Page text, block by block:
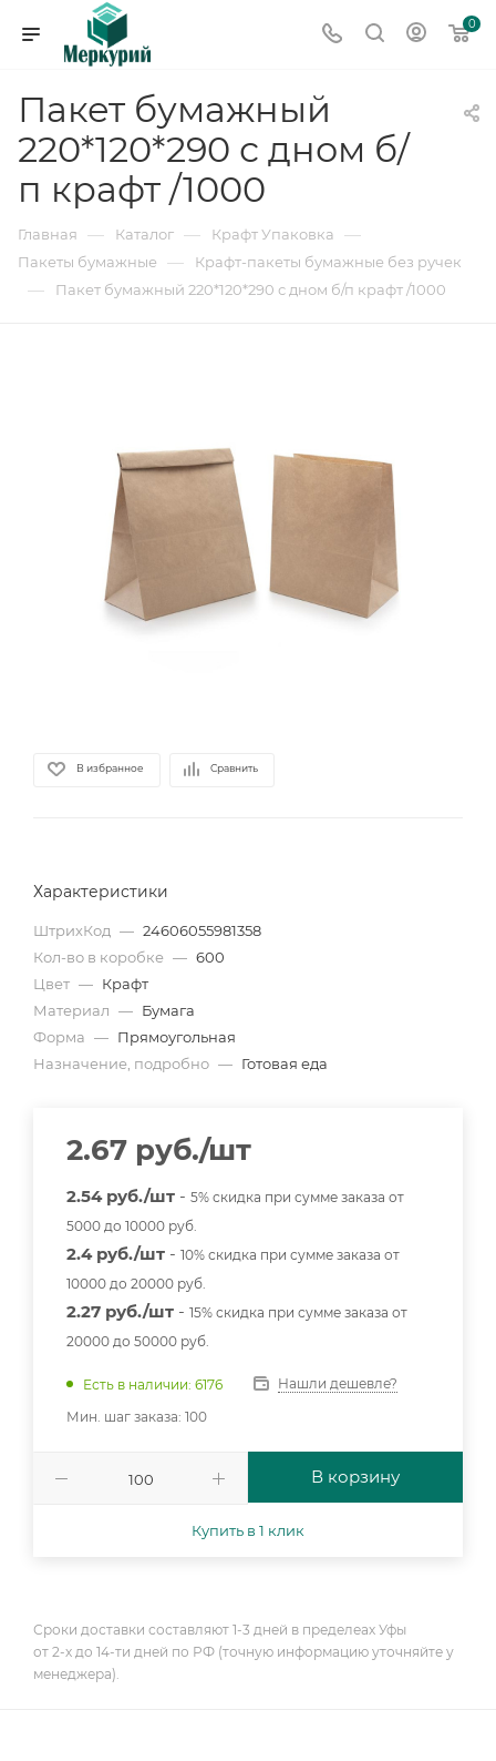
0
Пакет бумажный
220*120*290 с дном б/
п крафт /1000
Главная — Каталог — Крафт Упаковка —
Пакеты бумажные — Крафт-пакеты бумажные без ручек
— Пакет бумажный 220*120*290 с дном б/п крафт /1000
В избранное Сравнить
Характеристики
ШтрихКод — 24606055981358
Кол-во в коробке — 600
Цвет — Крафт
Материал — Бумага
Форма — Прямоугольная
Назначение, подробно — Готовая еда
2.67 руб./шт
2.54 руб./шт - 5% скидка при сумме заказа от
5000 до 10000 руб.
2.4 руб./шт - 10% скидка при сумме заказа от
10000 до 20000 руб.
2.27 руб./шт - 15% скидка при сумме заказа от
20000 до 50000 руб.
Есть в наличии: 6176
Нашли дешевле?
Мин. шаг заказа: 100
В корзину
Купить в 1 клик
Сроки доставки составляют 1-3 дней в пределеах Уфы
от 2-х до 14-ти дней по РФ (точную информацию уточняйте у
менеджера).